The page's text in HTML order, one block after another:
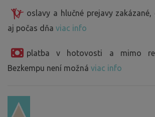
oslavy a hlučné prejavy
aj počas dňa viac info
platba v hotovosti a mimo
Bezkempu není možná viac info